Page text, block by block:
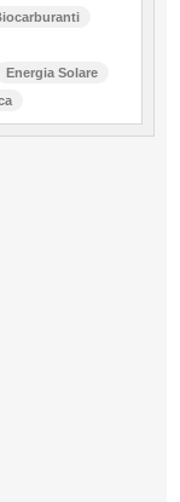
Energia Solare